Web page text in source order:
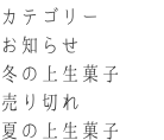
カテゴリー
お知らせ
冬の上生菓子
売り切れ
夏の上生菓子